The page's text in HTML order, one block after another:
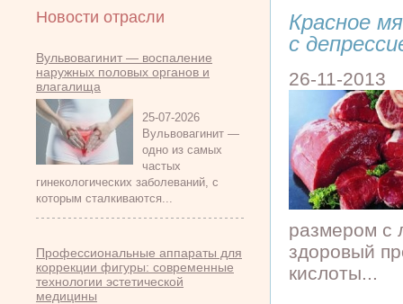
Новости отрасли
Вульвовагинит — воспаление
наружных половых органов и
влагалища
25-07-2026
Вульвовагинит —
одно из самых
частых
гинекологических заболеваний, с
которым сталкиваются...
Профессиональные аппараты для
коррекции фигуры: современные
технологии эстетической
медицины
Красное
с
26-11-2013
размером с
здоровый
кислоты...